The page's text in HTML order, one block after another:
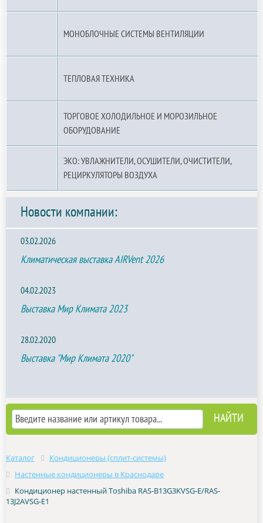
МОНОБЛОЧНЫЕ СИСТЕМЫ ВЕНТИЛЯЦИИ
ТЕПЛОВАЯ ТЕХНИКА
ТОРГОВОЕ ХОЛОДИЛЬНОЕ И МОРОЗИЛЬНОЕ
ОБОРУДОВАНИЕ
ЭКО: УВЛАЖНИТЕЛИ, ОСУШИТЕЛИ, ОЧИСТИТЕЛИ,
РЕЦИРКУЛЯТОРЫ ВОЗДУХА
Новости компании:
03.02.2026
Климатическая выставка AIRVent 2026
04.02.2023
Выставка Мир Климата 2023
28.02.2020
Выставка "Мир Климата 2020"
Каталог
Кондиционеры (сплит-системы)
Настенные кондиционеры в Краснодаре
Кондиционер настенный Toshiba RAS-B13G3KVSG-E/RAS-
13J2AVSG-E1